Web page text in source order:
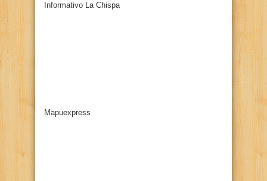
Informativo La Chispa
Mapuexpress